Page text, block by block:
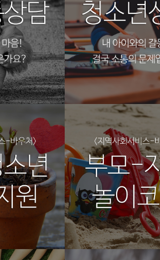
바우처프로그램2
광주심리상담코칭센터
집단프로그램2
광주심리상담코칭센터